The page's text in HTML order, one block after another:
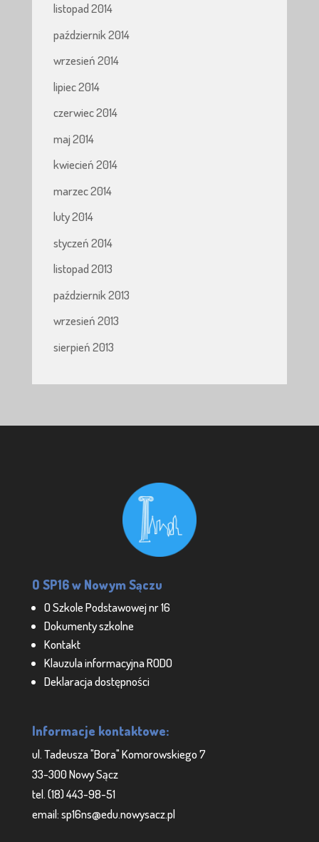
listopad 2014
październik 2014
wrzesień 2014
lipiec 2014
czerwiec 2014
maj 2014
kwiecień 2014
marzec 2014
luty 2014
styczeń 2014
listopad 2013
październik 2013
wrzesień 2013
sierpień 2013
O SP16 w Nowym Sączu
O Szkole Podstawowej nr 16
Dokumenty szkolne
Kontakt
Klauzula informacyjna RODO
Deklaracja dostępności
Informacje kontaktowe:
ul. Tadeusza "Bora" Komorowskiego 7
33-300 Nowy Sącz
tel. (18) 443-98-51
email: sp16ns@edu.nowysacz.pl